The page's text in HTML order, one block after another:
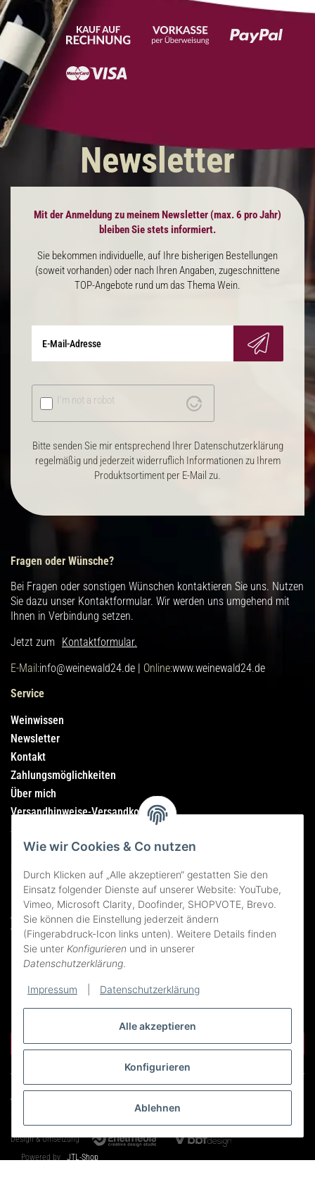
Alle akzeptieren
Konfigurieren
Ablehnen
Wie wir Cookies & Co nutzen
Durch Klicken auf „Alle akzeptieren“ gestatten Sie den
Einsatz folgender Dienste auf unserer Website: YouTube,
Vimeo, Microsoft Clarity, Doofinder, SHOPVOTE, Brevo.
Sie können die Einstellung jederzeit ändern
(Fingerabdruck-Icon links unten). Weitere Details finden
Sie unter Konfigurieren und in unserer
Datenschutzerklärung.
Impressum Datenschutzerklärung
Rechtliches
Impressum
AGB
Widerrufsrecht
Datenschutzerklärung
Erklärung zur Barrierefreiheit
Bildnachweise
Service
Weinwissen
Newsletter
Kontakt
Zahlungsmöglichkeiten
Über mich
Versandhinweise-Versandkosten
Sitemap
Fragen oder Wünsche?
Bei Fragen oder sonstigen Wünschen kontaktieren Sie uns. Nutzen
Sie dazu unser Kontaktformular. Wir werden uns umgehend mit
Ihnen in Verbindung setzen.
Jetzt zum
Kontaktformular.
E-Mail:info@weinewald24.de | Online:www.weinewald24.de
Newsletter
Mit der Anmeldung zu meinem Newsletter (max. 6 pro Jahr)
bleiben Sie stets informiert.
Sie bekommen individuelle, auf Ihre bisherigen Bestellungen
(soweit vorhanden) oder nach Ihren Angaben, zugeschnittene
TOP-Angebote rund um das Thema Wein.
I'm not a robot
Bitte senden Sie mir entsprechend Ihrer Datenschutzerklärung
regelmäßig und jederzeit widerruflich Informationen zu Ihrem
Produktsortiment per E-Mail zu.
Vertrag widerrufen
© WeinEwald24
* Alle Preise inkl. gesetzlicher USt. , zzgl. Versand
Design & Umsetzung
Powered by
JTL-Shop